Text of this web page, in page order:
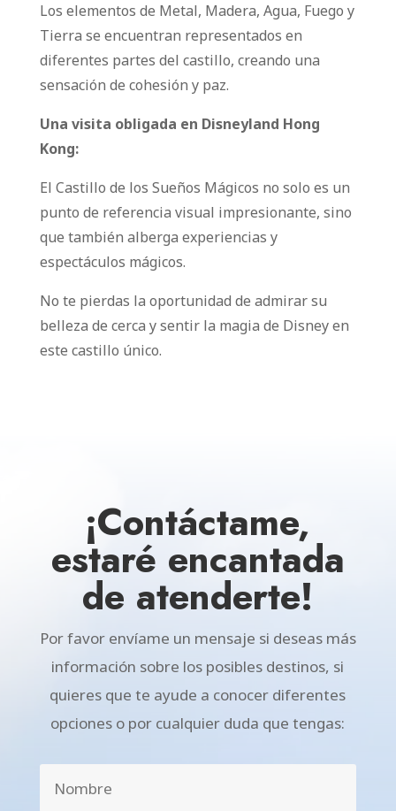
Los elementos de Metal, Madera, Agua, Fuego y
Tierra se encuentran representados en
diferentes partes del castillo, creando una
sensación de cohesión y paz.
Una visita obligada en Disneyland Hong
Kong:
El Castillo de los Sueños Mágicos no solo es un
punto de referencia visual impresionante, sino
que también alberga experiencias y
espectáculos mágicos.
No te pierdas la oportunidad de admirar su
belleza de cerca y sentir la magia de Disney en
este castillo único.
¡Contáctame,
estaré encantada
de atenderte!
Por favor envíame un mensaje si deseas más
información sobre los posibles destinos, si
quieres que te ayude a conocer diferentes
opciones o por cualquier duda que tengas: